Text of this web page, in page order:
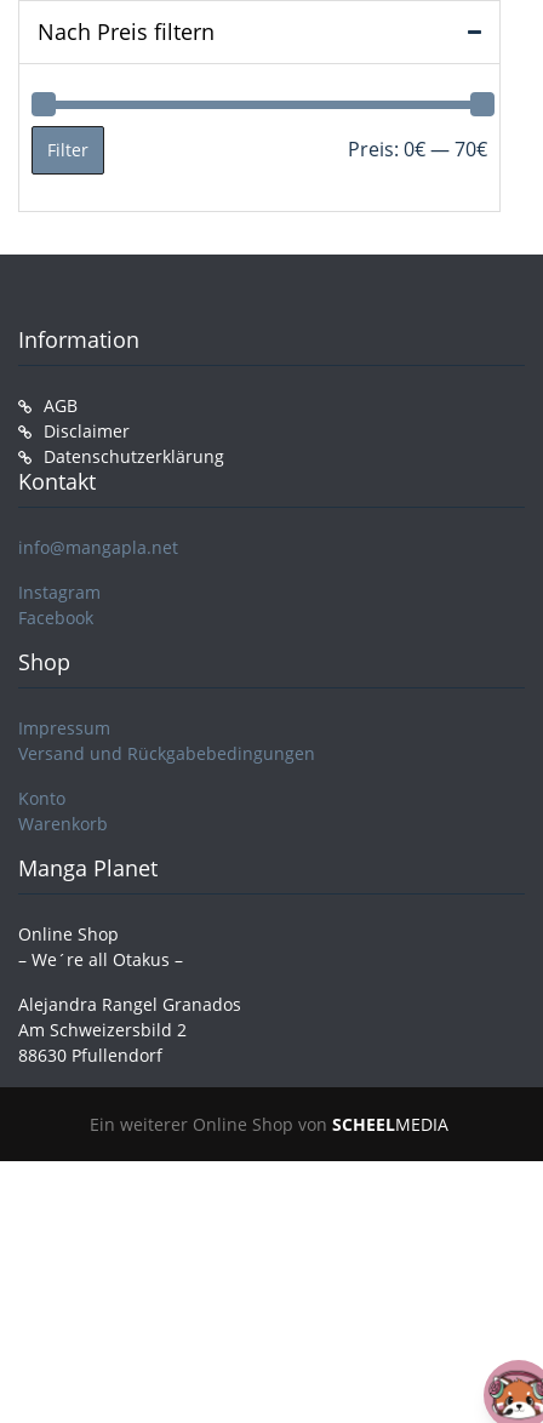
Nach Preis filtern
Min.
Max.
Filter Preis: 0€—70€
Information
AGB
Disclaimer
Datenschutzerklärung
Kontakt
info@mangapla.net
Instagram
Facebook
Shop
Impressum
Versand und Rückgabebedingungen
Konto
Warenkorb
Manga Planet
Online Shop
– We´re all Otakus –
Alejandra Rangel Granados
Am Schweizersbild 2
88630 Pfullendorf
Ein weiterer Online Shop von SCHEELMEDIA